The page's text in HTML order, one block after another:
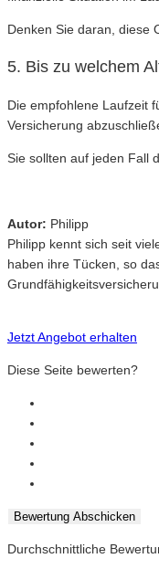
Denken Sie daran, diese
5. Bis zu welchem
Die empfohlene Laufzeit
Versicherung
Sie sollten auf jeden Fall
Autor: Philipp
Philipp kennt sich seit
haben ihre Tücken, so
Jetzt Angebot erhalten
Diese Seite bewerten?
Bewertung Abschicken
Durchschnittliche